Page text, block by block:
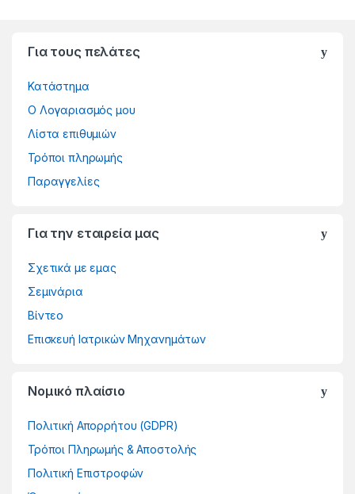
Για τους πελάτες
Κατάστημα
Ο Λογαριασμός μου
Λίστα επιθυμιών
Τρόποι πληρωμής
Παραγγελίες
Για την εταιρεία μας
Σχετικά με εμας
Σεμινάρια
Βίντεο
Επισκευή Ιατρικών Μηχανημάτων
Νομικό πλαίσιο
Πολιτική Απορρήτου (GDPR)
Τρόποι Πληρωμής & Αποστολής
Πολιτική Επιστροφών